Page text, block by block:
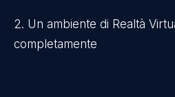
2. Un ambiente di Realtà
completamente